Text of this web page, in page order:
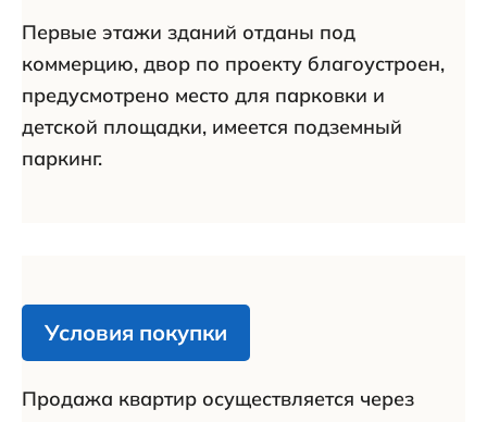
Первые этажи зданий отданы под
коммерцию, двор по проекту благоустроен,
предусмотрено место для парковки и
детской площадки, имеется подземный
паркинг.
Условия покупки
Продажа квартир осуществляется через